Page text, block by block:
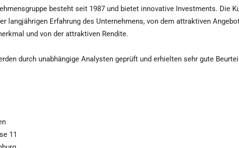
besteht seit 1987 und bietet innovative Investments. Die
langjährigen Erfahrung des Unternehmens, von dem attraktiven
und von der attraktiven Rendite.
durch unabhängige Analysten geprüft und erhielten sehr gute
11